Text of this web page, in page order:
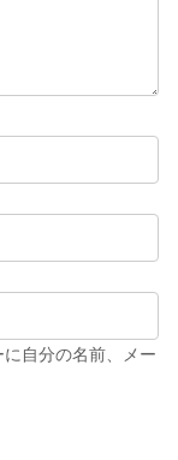
自分の名前、メー